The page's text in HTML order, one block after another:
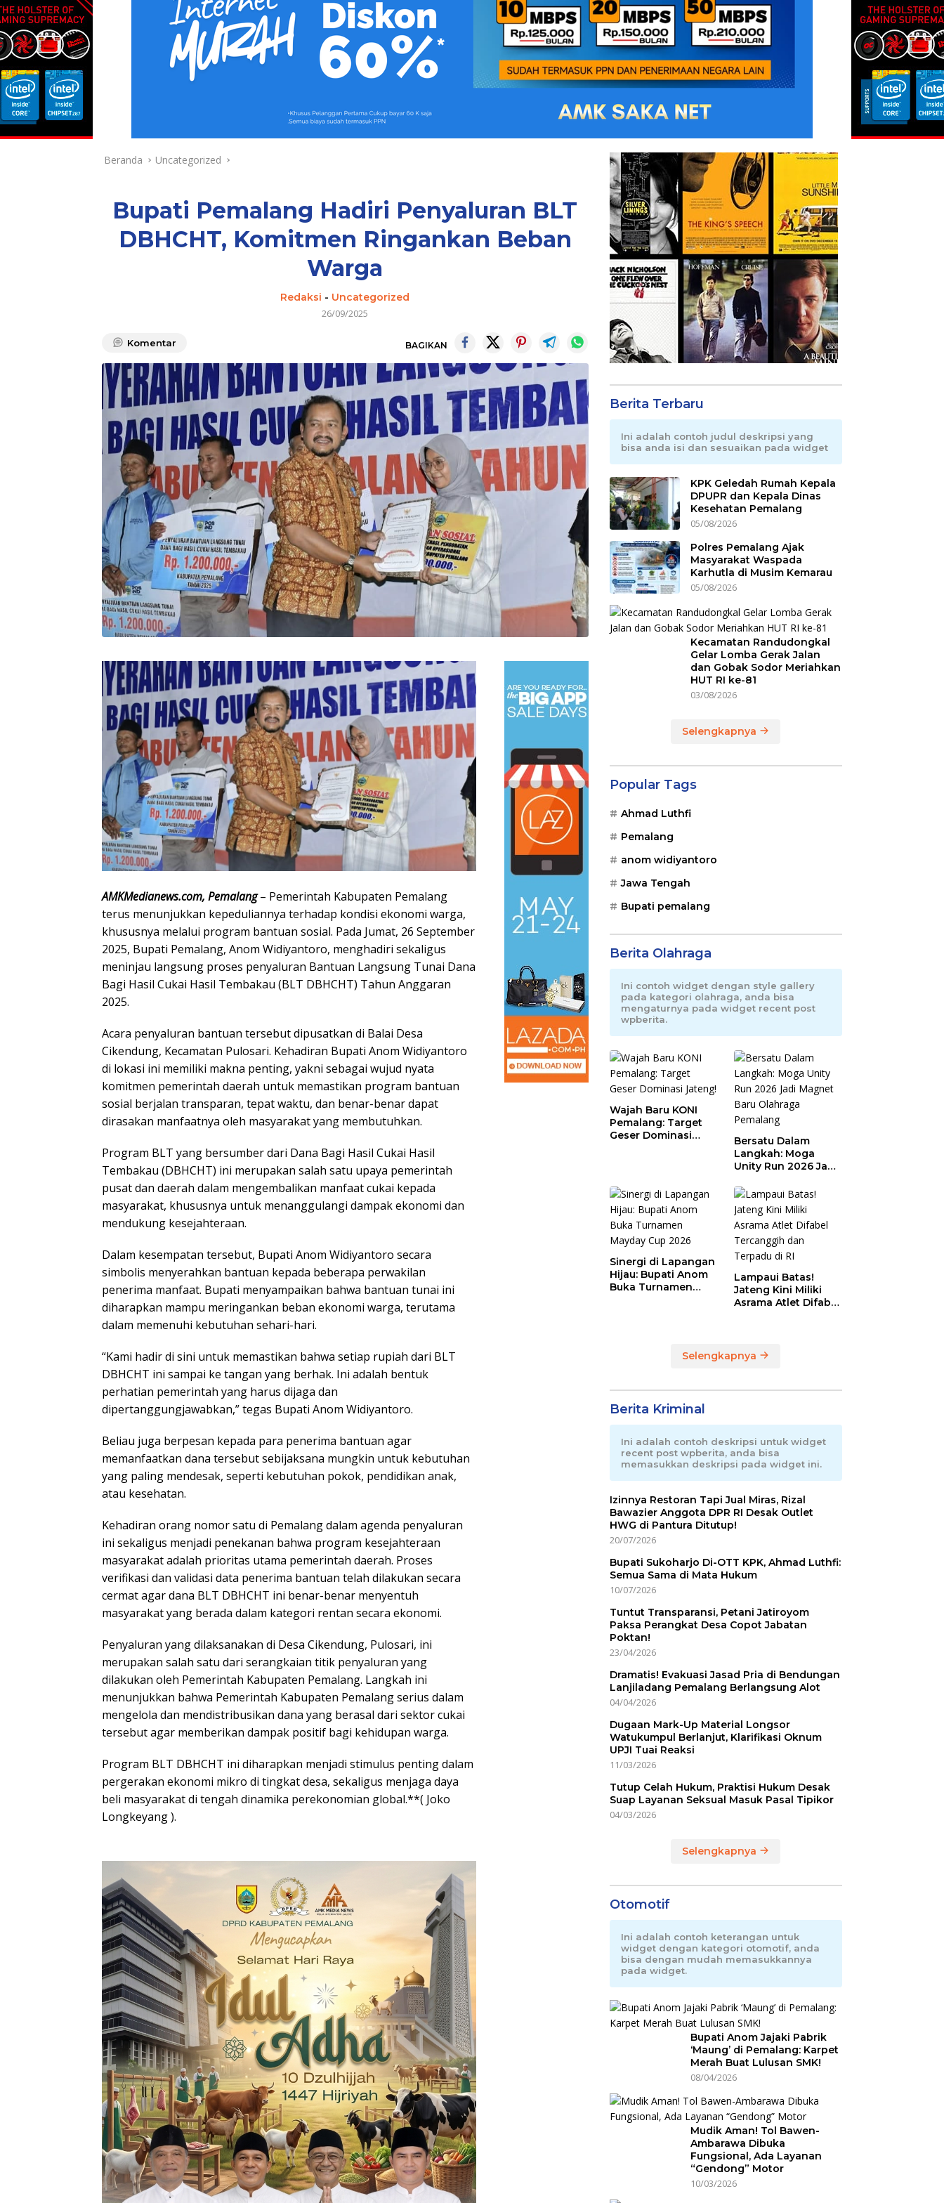
Beranda Uncategorized
Bupati Pemalang Hadiri Penyaluran BLT
DBHCHT, Komitmen Ringankan Beban
Warga
Redaksi - Uncategorized
26/09/2025
Komentar BAGIKAN
AMKMedianews.com, Pemalang– Pemerintah Kabupaten Pemalang
terus menunjukkan kepeduliannya terhadap kondisi ekonomi warga,
khususnya melalui program bantuan sosial. Pada Jumat, 26 September
2025, Bupati Pemalang, Anom Widiyantoro, menghadiri sekaligus
meninjau langsung proses penyaluran Bantuan Langsung Tunai Dana
Bagi Hasil Cukai Hasil Tembakau (BLT DBHCHT) Tahun Anggaran
2025.
Acara penyaluran bantuan tersebut dipusatkan di Balai Desa
Cikendung, Kecamatan Pulosari. Kehadiran Bupati Anom Widiyantoro
di lokasi ini memiliki makna penting, yakni sebagai wujud nyata
komitmen pemerintah daerah untuk memastikan program bantuan
sosial berjalan transparan, tepat waktu, dan benar-benar dapat
dirasakan manfaatnya oleh masyarakat yang membutuhkan.
Program BLT yang bersumber dari Dana Bagi Hasil Cukai Hasil
Tembakau (DBHCHT) ini merupakan salah satu upaya pemerintah
pusat dan daerah dalam mengembalikan manfaat cukai kepada
masyarakat, khususnya untuk menanggulangi dampak ekonomi dan
mendukung kesejahteraan.
Dalam kesempatan tersebut, Bupati Anom Widiyantoro secara
simbolis menyerahkan bantuan kepada beberapa perwakilan
penerima manfaat. Bupati menyampaikan bahwa bantuan tunai ini
diharapkan mampu meringankan beban ekonomi warga, terutama
dalam memenuhi kebutuhan sehari-hari.
“Kami hadir di sini untuk memastikan bahwa setiap rupiah dari BLT
DBHCHT ini sampai ke tangan yang berhak. Ini adalah bentuk
perhatian pemerintah yang harus dijaga dan
dipertanggungjawabkan,” tegas Bupati Anom Widiyantoro.
Beliau juga berpesan kepada para penerima bantuan agar
memanfaatkan dana tersebut sebijaksana mungkin untuk kebutuhan
yang paling mendesak, seperti kebutuhan pokok, pendidikan anak,
atau kesehatan.
Kehadiran orang nomor satu di Pemalang dalam agenda penyaluran
ini sekaligus menjadi penekanan bahwa program kesejahteraan
masyarakat adalah prioritas utama pemerintah daerah. Proses
verifikasi dan validasi data penerima bantuan telah dilakukan secara
cermat agar dana BLT DBHCHT ini benar-benar menyentuh
masyarakat yang berada dalam kategori rentan secara ekonomi.
Penyaluran yang dilaksanakan di Desa Cikendung, Pulosari, ini
merupakan salah satu dari serangkaian titik penyaluran yang
dilakukan oleh Pemerintah Kabupaten Pemalang. Langkah ini
menunjukkan bahwa Pemerintah Kabupaten Pemalang serius dalam
mengelola dan mendistribusikan dana yang berasal dari sektor cukai
tersebut agar memberikan dampak positif bagi kehidupan warga.
Program BLT DBHCHT ini diharapkan menjadi stimulus penting dalam
pergerakan ekonomi mikro di tingkat desa, sekaligus menjaga daya
beli masyarakat di tengah dinamika perekonomian global.**( Joko
Longkeyang ).
Berita Terbaru
Ini adalah contoh judul deskripsi yang
bisa anda isi dan sesuaikan pada widget
KPK Geledah Rumah Kepala
DPUPR dan Kepala Dinas
Kesehatan Pemalang
05/08/2026
Polres Pemalang Ajak
Masyarakat Waspada
Karhutla di Musim Kemarau
05/08/2026
Kecamatan Randudongkal
Gelar Lomba Gerak Jalan
dan Gobak Sodor Meriahkan
HUT RI ke-81
03/08/2026
Selengkapnya
Popular Tags
Ahmad Luthfi
Pemalang
anom widiyantoro
Jawa Tengah
Bupati pemalang
Berita Olahraga
Ini contoh widget dengan style gallery
pada kategori olahraga, anda bisa
mengaturnya pada widget recent post
wpberita.
Wajah Baru KONI
Pemalang: Target
Geser Dominasi
Bersatu Dalam
Langkah: Moga
Unity Run 2026 Jadi
Olahraga Pemalang
Sinergi di Lapangan
Hijau: Bupati Anom
Buka Turnamen
Lampaui Batas!
Jateng Kini Miliki
Asrama Atlet Difabel
Selengkapnya
Berita Kriminal
Ini adalah contoh deskripsi untuk widget
recent post wpberita, anda bisa
memasukkan deskripsi pada widget ini.
Izinnya Restoran Tapi Jual Miras, Rizal
Bawazier Anggota DPR RI Desak Outlet
HWG di Pantura Ditutup!
20/07/2026
Bupati Sukoharjo Di-OTT KPK, Ahmad Luthfi:
Semua Sama di Mata Hukum
10/07/2026
Tuntut Transparansi, Petani Jatiroyom
Paksa Perangkat Desa Copot Jabatan
Poktan!
23/04/2026
Dramatis! Evakuasi Jasad Pria di Bendungan
Lanjiladang Pemalang Berlangsung Alot
04/04/2026
Dugaan Mark-Up Material Longsor
Watukumpul Berlanjut, Klarifikasi Oknum
UPJI Tuai Reaksi
11/03/2026
Tutup Celah Hukum, Praktisi Hukum Desak
Suap Layanan Seksual Masuk Pasal Tipikor
04/03/2026
Selengkapnya
Otomotif
Ini adalah contoh keterangan untuk
widget dengan kategori otomotif, anda
bisa dengan mudah memasukkannya
pada widget.
Bupati Anom Jajaki Pabrik
‘Maung’ di Pemalang: Karpet
Merah Buat Lulusan SMK!
08/04/2026
Mudik Aman! Tol Bawen-
Ambarawa Dibuka
Fungsional, Ada Layanan
“Gendong” Motor
10/03/2026